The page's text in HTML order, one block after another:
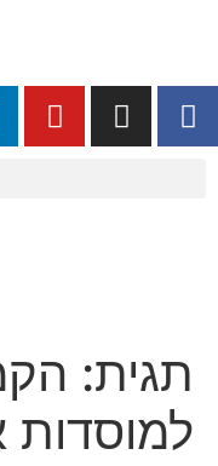
תגית:
למוסדות